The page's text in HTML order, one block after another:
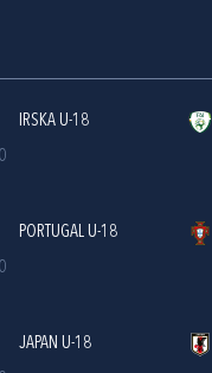
IRSKA U-18
PORTUGAL U-18
JAPAN U-18